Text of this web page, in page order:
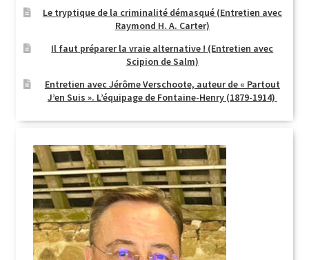
Le tryptique de la criminalité démasqué (Entretien avec
Raymond H. A. Carter)
Il faut préparer la vraie alternative ! (Entretien avec
Scipion de Salm)
Entretien avec Jérôme Verschoote, auteur de « Partout
J’en Suis ». L’équipage de Fontaine-Henry (1879-1914)